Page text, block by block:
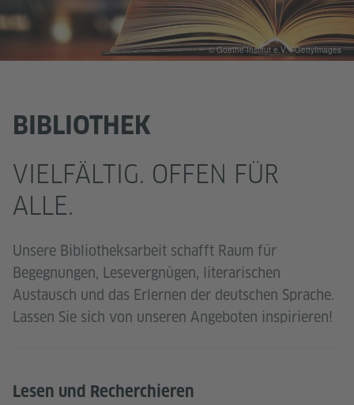
BIBLIOTHEK
VIELFÄLTIG. OFFEN FÜR
ALLE.
Unsere Bibliotheksarbeit schafft Raum für
Begegnungen, Lesevergnügen, literarischen
Austausch und das Erlernen der deutschen Sprache.
Lassen Sie sich von unseren Angeboten inspirieren!
Lesen und Recherchieren
© Goethe-Institut e.V. / GettyImages